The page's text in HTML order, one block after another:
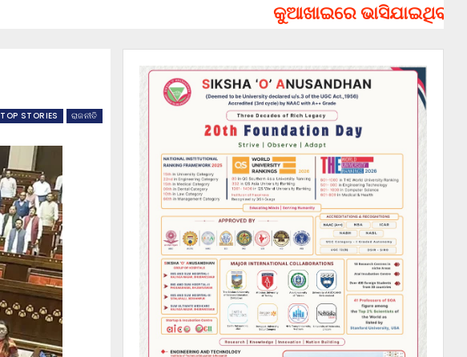
କୁଆଖାଇରେ ଭାସିଯାଇଥିବା ୨
TOP STORIES ରାଜନୀତି